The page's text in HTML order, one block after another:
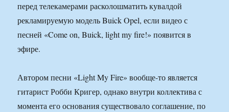
перед телекамерами расколошматить кувалдой
рекламируемую модель Buick Opel, если видео с
песней «Come on, Buick, light my fire!» появится в
эфире.
Автором песни «Light My Fire» вообще-то является
гитарист Робби Кригер, однако внутри коллектива с
момента его основания существовало соглашение, по